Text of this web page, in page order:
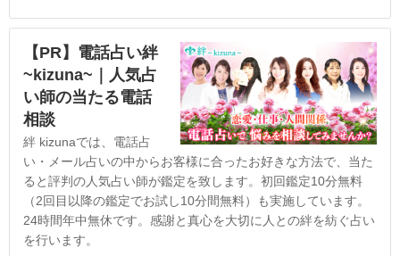
【PR】電話占い絆
~kizuna~｜人気占
い師の当たる電話
相談
絆 kizunaでは、電話占
い・メール占いの中からお客様に合ったお好きな方法で、当た
ると評判の人気占い師が鑑定を致します。初回鑑定10分無料
（2回目以降の鑑定でお試し10分間無料）も実施しています。
24時間年中無休です。感謝と真心を大切に人との絆を紡ぐ占い
を行います。